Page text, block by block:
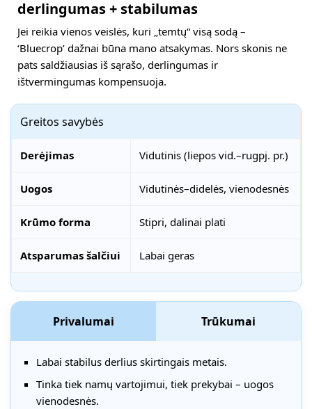
derlingumas + stabilumas
Jei reikia vienos veislės, kuri „temtų“ visą sodą –
‘Bluecrop’ dažnai būna mano atsakymas. Nors skonis ne
pats saldžiausias iš sąrašo, derlingumas ir
ištvermingumas kompensuoja.
Greitos savybės
Derėjimas Vidutinis (liepos vid.–rugpj. pr.)
Uogos Vidutinės–didelės, vienodesnės
Krūmo forma Stipri, dalinai plati
Atsparumas šalčiui Labai geras
Privalumai Trūkumai
Labai stabilus derlius skirtingais metais.
Tinka tiek namų vartojimui, tiek prekybai – uogos
vienodesnės.